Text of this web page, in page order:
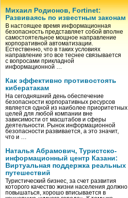
Михаил Родионов, Fortinet:
Развиваясь по известным законам
В настоящее время информационная
безопасность представляет собой вполне
самостоятельное мощное направление
корпоративной автоматизации.
Естественно, что в таких условиях
направление это все теснее связывается
с вопросами прикладной
информационной …
Как эффективно противостоять
кибератакам
На сегодняшний день обеспечение
безопасности корпоративных ресурсов
является одной из наиболее приоритетных
целей для любой компании вне
зависимости от масштабов и сферы
деятельности. Рынок информационной
безопасности развивается, а это значит,
что и …
Наталья Абрамович, Туристско-
информационный центр Казани:
Виртуальная поддержка реальных
путешествий
Туристический бизнес, за счет развития
которого качество жизни населения должно
повышаться, хорошо вписывается в